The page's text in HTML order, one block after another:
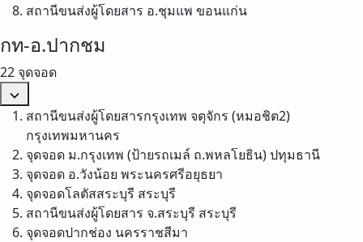
สถานีขนส่งผู้โดยสาร อ.ชุมแพ ขอนแก่น
กท-อ.ปากชม
22 จุดจอด
สถานีขนส่งผู้โดยสารกรุงเทพ จตุจักร (หมอชิต2)
กรุงเทพมหานคร
จุดจอด ม.กรุงเทพ (ป้ายรถเมล์ ถ.พหลโยธิน)ปทุมธานี
จุดจอด อ.วังน้อย พระนครศรีอยุธยา
จุดจอดโลตัสสระบุรี สระบุรี
สถานีขนส่งผู้โดยสาร จ.สระบุรี สระบุรี
จุดจอดปากช่อง นครราชสีมา